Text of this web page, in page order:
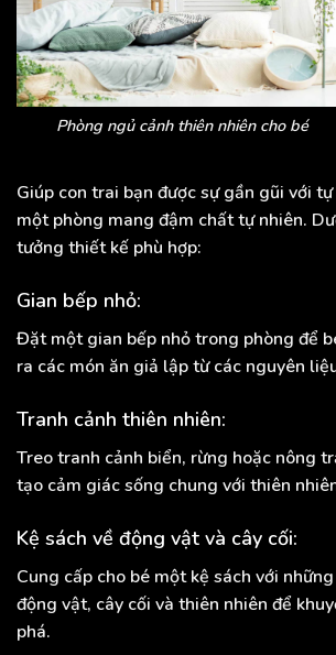
Phòng ngủ cảnh thiên nhiên cho bé
Giúp con trai bạn được sự gần gũi với
một phòng mang đậm chất tự nhiên.
tưởng thiết kế phù hợp:
Gian bếp nhỏ:
Đặt một gian bếp nhỏ trong phòng để
ra các món ăn giả lập từ các nguyên
Tranh cảnh thiên nhiên:
Treo tranh cảnh biển, rừng hoặc nông
tạo cảm giác sống chung với thiên
Kệ sách về động vật và cây cối:
Cung cấp cho bé một kệ sách với
động vật, cây cối và thiên nhiên để
phá.